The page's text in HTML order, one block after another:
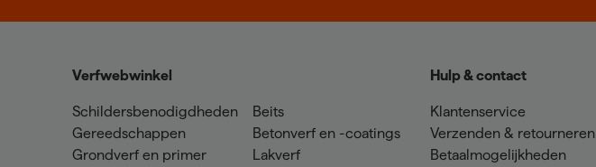
Verfwebwinkel
Schildersbenodigdheden
Gereedschappen
Grondverf en primer
Beits
Betonverf en -coatings
Lakverf
Hulp & contact
Klantenservice
Verzenden & retourneren
Betaalmogelijkheden